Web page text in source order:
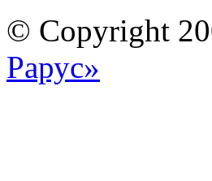
© Copyright
Рарус»